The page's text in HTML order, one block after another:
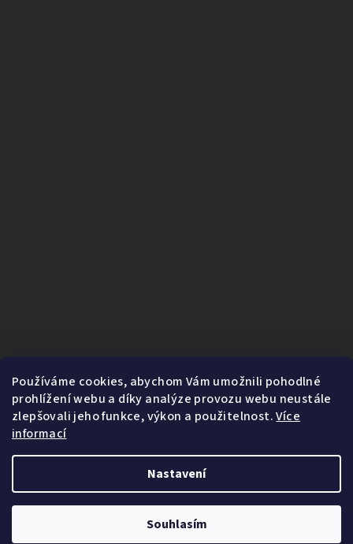
Používáme cookies, abychom Vám umožnili pohodlné
prohlížení webu a díky analýze provozu webu neustále
zlepšovali jeho funkce, výkon a použitelnost.Více
informací
Nastavení
Souhlasím
1